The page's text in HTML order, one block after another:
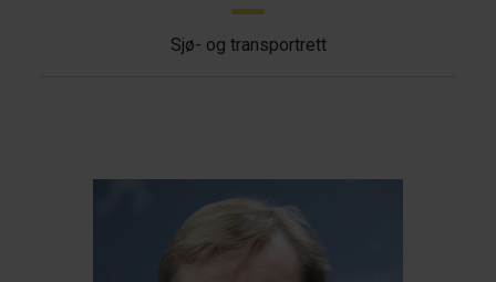
Sjø- og transportrett